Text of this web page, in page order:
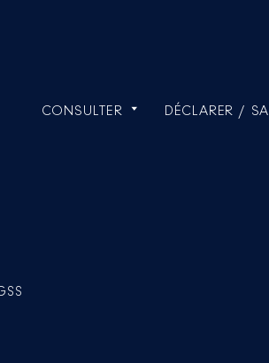
CONSULTER DÉCLARER /